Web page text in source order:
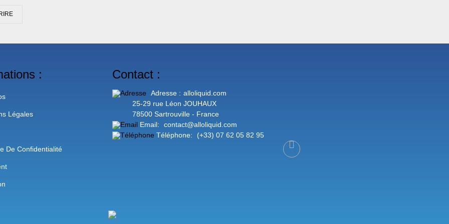
:
Légales
De Confidentialité
Contact :
Adresse : alloliquid.com
25-29 rue Léon JOUHAUX
78500 Sartrouville - France
Email:
contact@alloliquid.com
Téléphone:
(+33) 07 62 05 82 95